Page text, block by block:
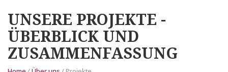
UNSERE PROJEKTE -
ÜBERBLICK UND
ZUSAMMENFASSUNG